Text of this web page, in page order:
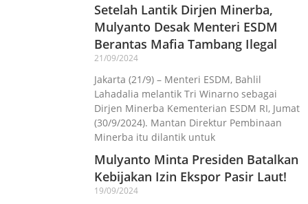
Setelah Lantik Dirjen Minerba,
Mulyanto Desak Menteri ESDM
Berantas Mafia Tambang Ilegal
21/09/2024
Jakarta (21/9) – Menteri ESDM, Bahlil
Lahadalia melantik Tri Winarno sebagai
Dirjen Minerba Kementerian ESDM RI, Jumat
(30/9/2024). Mantan Direktur Pembinaan
Minerba itu dilantik untuk
Mulyanto Minta Presiden Batalkan
Kebijakan Izin Ekspor Pasir Laut!
19/09/2024